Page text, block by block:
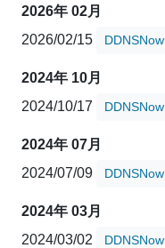
2026年 02月
2026/02/15
DDNSNow
2024年 10月
2024/10/17
DDNSNow
2024年 07月
2024/07/09
DDNSNow
2024年 03月
2024/03/02
DDNSNow